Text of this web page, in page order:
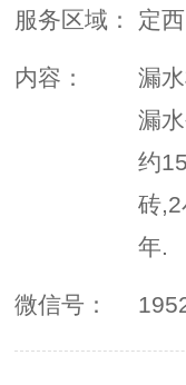
服务区域： 定西
内容：
漏
漏
约
砖
年.
微信号：